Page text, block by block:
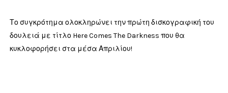
Το συγκρότημα ολοκληρώνει την πρώτη δισκογραφική του
δουλειά με τίτλο Here Comes The Darkness που θα
κυκλοφορήσει στα μέσα Απριλίου!